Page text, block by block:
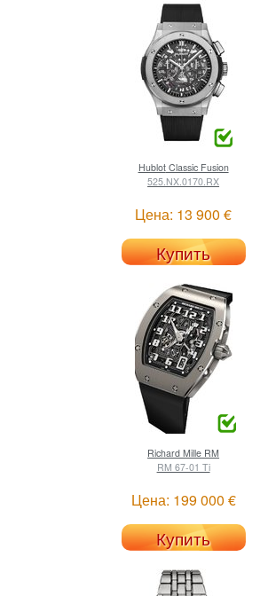
HublotClassic Fusion
525.NX.0170.RX
Цена: 13 900 €
Купить
Richard Mille RM
RM 67-01 Ti
Цена: 199 000 €
Купить